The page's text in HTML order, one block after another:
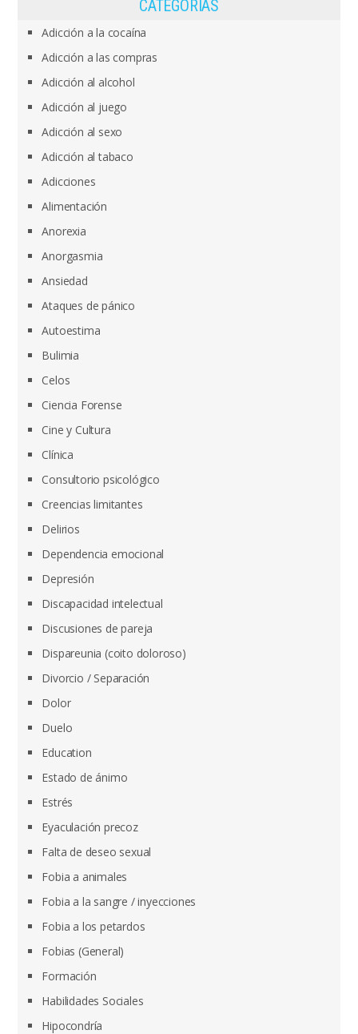
CATEGORÍAS
Adicción a la cocaína
Adicción a las compras
Adicción al alcohol
Adicción al juego
Adicción al sexo
Adicción al tabaco
Adicciones
Alimentación
Anorexia
Anorgasmia
Ansiedad
Ataques de pánico
Autoestima
Bulimia
Celos
Ciencia Forense
Cine y Cultura
Clínica
Consultorio psicológico
Creencias limitantes
Delirios
Dependencia emocional
Depresión
Discapacidad intelectual
Discusiones de pareja
Dispareunia (coito doloroso)
Divorcio / Separación
Dolor
Duelo
Education
Estado de ánimo
Estrés
Eyaculación precoz
Falta de deseo sexual
Fobia a animales
Fobia a la sangre / inyecciones
Fobia a los petardos
Fobias (General)
Formación
Habilidades Sociales
Hipocondría